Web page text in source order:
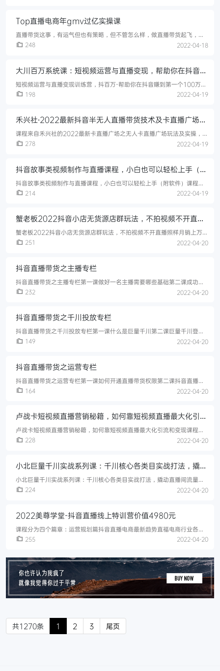
解决方案.mp406.账号问题导致不加热解决方案.mp4
Top直播电商年gmv过亿实操课
直播带货这事，有运气但也有策略，但不管怎么样，做直播带货起飞，直
播电商的两种极端打法和传统企业抖音运营带货团队的比较，找到一种适
248 2022-04-18
大川百万系统课：短视频运营与直播变现，帮助你在抖音赚
到第一个100万
短视频运营与直播变现训练营，抖百万-帮助你在抖音赚到第一个100万，
抓住流量风口，轻松年入百万。课程分为四个板块：平台规则：抖音的宏
像、昵称、简介、头图、赞粉比、记忆锚点。内容体系：内容产出素材的
脚本等等
198 2022-04-19
禾兴社·2022最新抖音半无人直播带货技术及卡直播广场玩
法，价值699元
课程来自禾兴社的2022最新卡直播广场之无人卡直播广场玩法及实操，价
值699元。主要讲：软件教学、实操讲解、二次剪辑、直播伴侣等内容。
278 2022-04-19
抖音故事类视频制作与直播课程，小白也可以轻松上手（附
软件）
抖音故事类视频制作与直播课程，小白也可以轻松上手（附软件）课程内
容：0粉丝电脑开播步骤0粉丝推流获取工具0粉丝推流教程音频剪辑成
214 2022-04-19
蟹老板2022抖音小店无货源店群玩法，不拍视频不开直播
照样月销上万单
蟹老板2022抖音小店无货源店群玩法，不拍视频不开直播照样月销上万单
课程目录：1、课程介绍2、店铺后台的界面及功能介绍3、店铺设置和子
货的操作9、小鸭一键下单的使用10、商品秒杀及精选联盟开通11、猜你
251 2022-04-20
抖音直播带货之主播专栏
抖音直播带货之主播专栏第一课做好一名主播需要哪些基础第二课成功主
播必备的3种良好心态第三课主播对品牌及产品的了解第四课你不知道的抖
品讲解话术及促销方法第九课带货主播销售技巧拆解（上）第十课带货主
货直播间“
232 2022-04-20
抖音直播带货之千川投放专栏
抖音直播带货之千川投放专栏第一课什么是巨量千川第二课巨量千川登录
入口及功能介绍第三课新建投放计划操作指南第四课短视频投放选品策略
十课经典案例赏析第十一课短视频制作工具推荐第十二课优质落地页的组
量千川高频违规点
149 2022-04-20
抖音直播带货之运营专栏
抖音直播带货之运营专栏第一课如何开通直播带货权限第二课抖音直播运
营团队的搭建第三课如何从0-1打造带货主播第四课如何规划一场成功的
主播和助理常用互动促单配合技巧（上）第十课带货主播和助理常用互动
第十二课直播
164 2022-04-20
卢战卡短视频直播营销秘籍，如何靠短视频直播最大化引流
和变现
卢战卡短视频直播营销秘籍，如何靠短视频直播最大化引流和变现课程目
录：01、单个作品就涨粉66万的背后创作公式.mp402、六个技巧让作品
提高系统推荐量轻松上热门（下）.mp406、直播带货的核心推荐机
228 2022-04-20
小北巨量千川实战系列课：千川核心各类目实战打法，撬动
直播间流量进阶系统优化技巧
小北巨量千川实战系列课：千川核心各类目实战打法，撬动直播间流量进
阶系统优化技巧课程目录：1.1全方位讲解千川1.2深度讲解极速推广和专
的调价模式
224 2022-04-20
2022美尊学堂-抖音直播线上特训营价值4980元
课程分为四个篇章：运营规划篇抖音直播电商最新趋势直福电商行业各类
玩法解析抖音电商直播流量的重点规则解析抖音直播账号定位与准备抖音
实操演练2022美尊学堂-抖音直播线上特训营价值4980元运营进阶篇一
场高效直播的全流程直播选品排款脚本逻辑直播中运营场控跟播技巧憋单
起号点梁作
255 2022-04-20
共1270条 1 2 3 尾页